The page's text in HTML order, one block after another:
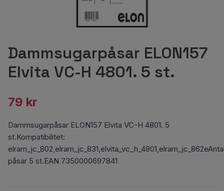
Dammsugarpåsar ELON157
Elvita VC-H 4801. 5 st.
79 kr
Dammsugarpåsar ELON157 Elvita VC-H 4801. 5
st.Kompatibilitet:
påsar 5 st.EAN 7350000697841